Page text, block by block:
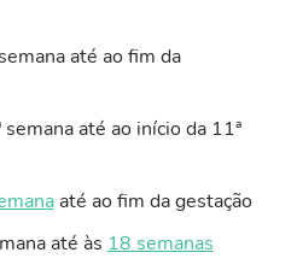
até ao fim da
até ao início da 11ª
até ao fim da gestação
até às 18 semanas